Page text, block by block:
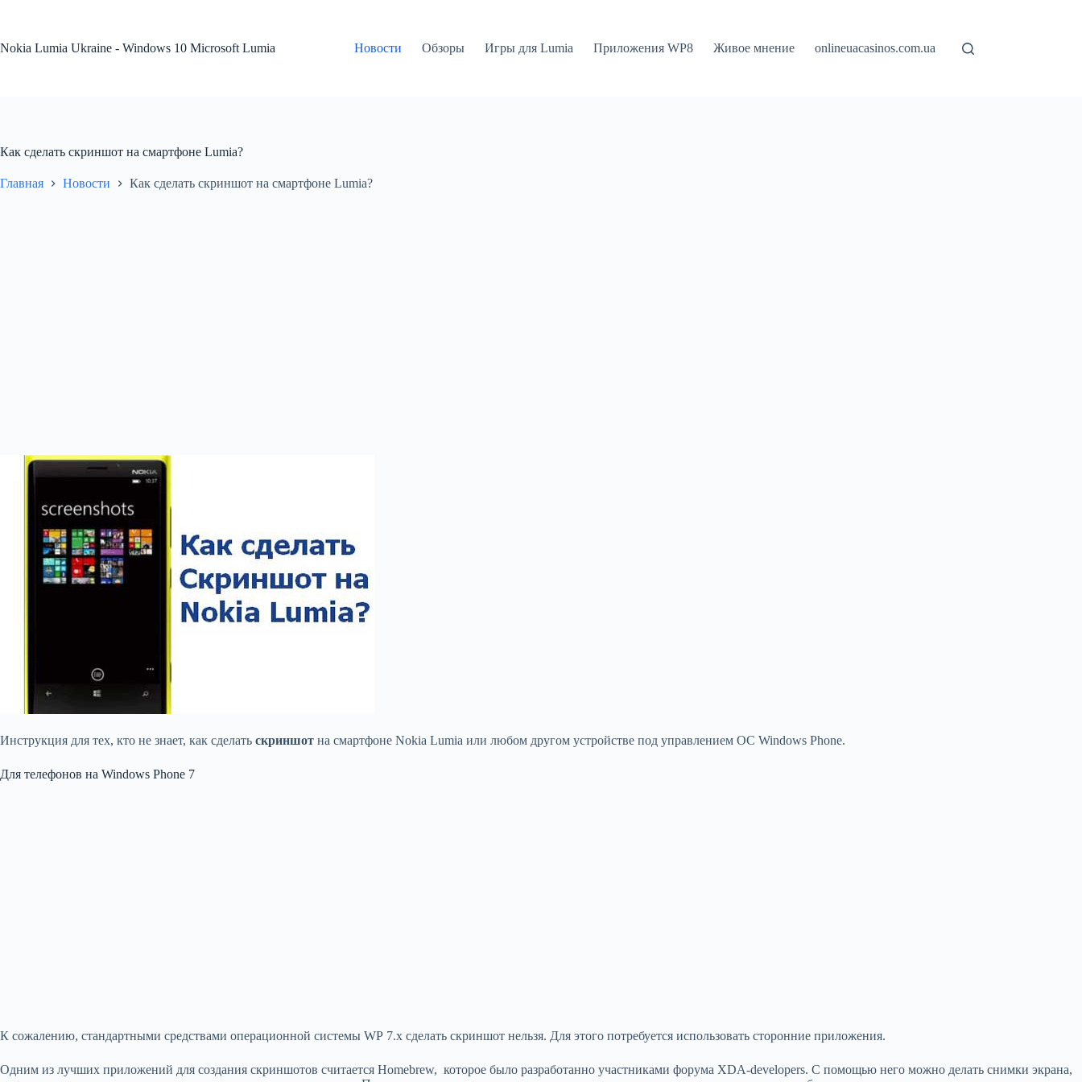
Nokia Lumia Ukraine - Windows 10 Microsoft Lumia
Новости Обзоры Игры для Lumia Приложения WP8 Живое мнение onlineuacasinos.com.ua
Как сделать скриншот на смартфоне Lumia?
Главная Новости Как сделать скриншот на смартфоне Lumia?
Инструкция для тех, кто не знает, как сделать скриншот на смартфоне Nokia Lumia или любом другом устройстве под управлением ОС Windows Phone.
Для телефонов на Windows Phone 7
К сожалению, стандартными средствами операционной системы WP 7.x сделать скриншот нельзя. Для этого потребуется использовать сторонние приложения.
Одним из лучших приложений для создания скриншотов считается Homebrew, которое было разработанно участниками форума XDA-developers. С помощью него можно делать снимки экрана,